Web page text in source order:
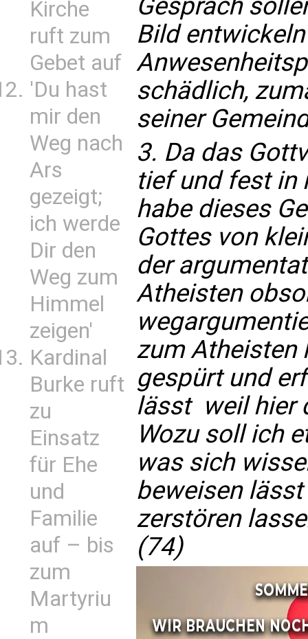
Kirche
ruft zum
Gebet auf
'Du hast
mir den
Weg nach
Ars
gezeigt;
ich werde
Dir den
Weg zum
Himmel
zeigen'
Kardinal
Burke ruft
zu
Einsatz
für Ehe
und
Familie
auf – bis
zum
Martyriu
m
Bild
schädlich,
seiner
3. Da das
tief und fest in
habe dieses
Gottes von
der
Atheisten
zum Atheisten
gespürt und
lässt  weil
Wozu soll ich
was sich
beweisen lässt
zerstören
(74)